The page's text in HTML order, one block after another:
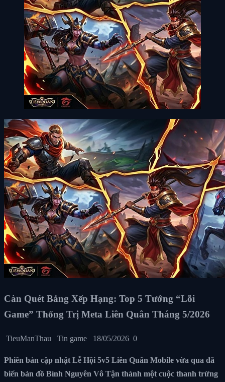
Càn Quét Bảng Xếp Hạng: Top 5 Tướng “Lỗi
Game” Thống Trị Meta Liên Quân Tháng 5/2026
TieuManThau Tin game 18/05/2026 0
Phiên bản cập nhật Lễ Hội 5v5 Liên Quân Mobile vừa qua đã
biến bản đồ Bình Nguyên Vô Tận thành một cuộc thanh trừng